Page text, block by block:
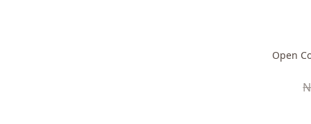
Open